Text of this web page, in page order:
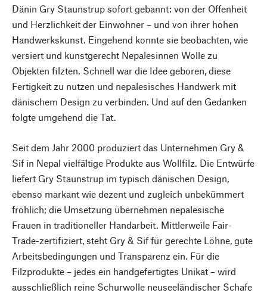
Dänin Gry Staunstrup sofort gebannt: von der Offenheit
und Herzlichkeit der Einwohner – und von ihrer hohen
Handwerkskunst. Eingehend konnte sie beobachten, wie
versiert und kunstgerecht Nepalesinnen Wolle zu
Objekten filzten. Schnell war die Idee geboren, diese
Fertigkeit zu nutzen und nepalesisches Handwerk mit
dänischem Design zu verbinden. Und auf den Gedanken
folgte umgehend die Tat.
Seit dem Jahr 2000 produziert das Unternehmen Gry &
Sif in Nepal vielfältige Produkte aus Wollfilz. Die Entwürfe
liefert Gry Staunstrup im typisch dänischen Design,
ebenso markant wie dezent und zugleich unbekümmert
fröhlich; die Umsetzung übernehmen nepalesische
Frauen in traditioneller Handarbeit. Mittlerweile Fair-
Trade-zertifiziert, steht Gry & Sif für gerechte Löhne, gute
Arbeitsbedingungen und Transparenz ein. Für die
Filzprodukte – jedes ein handgefertigtes Unikat – wird
ausschließlich reine Schurwolle neuseeländischer Schafe